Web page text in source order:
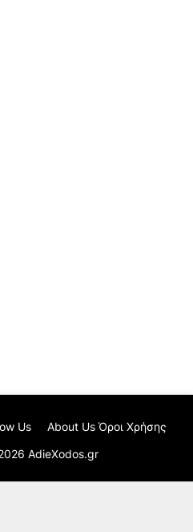
AdieXodos.gr
Us About Us Όροι Χρήσης